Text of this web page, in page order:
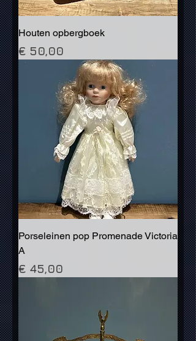
Houten opbergboek
Prijs
€ 50,00
Porseleinen pop Promenade Victoria
A
Prijs
€ 45,00